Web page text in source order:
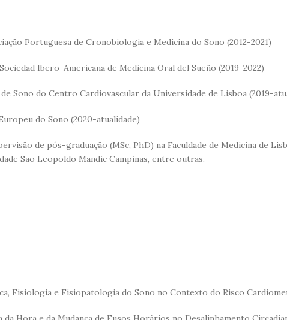
Portuguesa de Cronobiologia e Medicina do Sono (2012-2021)
Ibero-Americana de Medicina Oral del Sueño (2019-2022)
Sono do Centro Cardiovascular da Universidade de Lisboa (2019-
do Sono (2020-atualidade)
de pós-graduação (MSc, PhD) na Faculdade de Medicina de
São Leopoldo Mandic Campinas, entre outras.
Fisiologia e Fisiopatologia do Sono no Contexto do Risco